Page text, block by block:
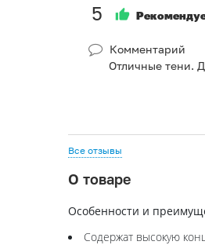
5
Комментарий
Отличные тени.
Все отзывы
О товаре
Особенности и
Содержат высокую